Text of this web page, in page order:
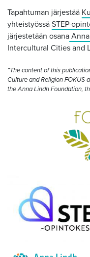
Tapahtuman järjestää
yhteistyössä STEP-
järjestetään osana
Intercultural Cities and
“The content of this
Culture and Religion FOKUS
the Anna Lindh Foundation,